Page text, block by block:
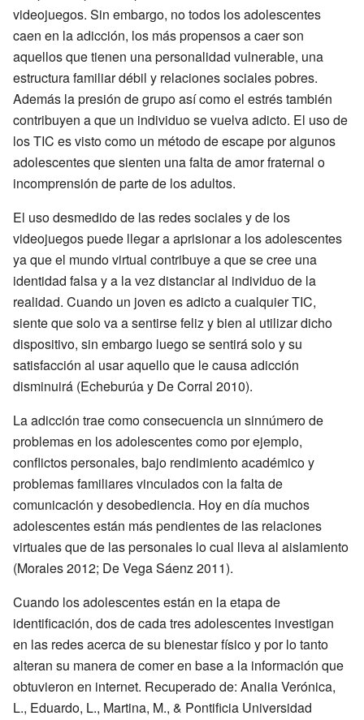
videojuegos. Sin embargo, no todos los adolescentes
caen en la adicción, los más propensos a caer son
aquellos que tienen una personalidad vulnerable, una
estructura familiar débil y relaciones sociales pobres.
Además la presión de grupo así como el estrés también
contribuyen a que un individuo se vuelva adicto. El uso de
los TIC es visto como un método de escape por algunos
adolescentes que sienten una falta de amor fraternal o
incomprensión de parte de los adultos.
El uso desmedido de las redes sociales y de los
videojuegos puede llegar a aprisionar a los adolescentes
ya que el mundo virtual contribuye a que se cree una
identidad falsa y a la vez distanciar al individuo de la
realidad. Cuando un joven es adicto a cualquier TIC,
siente que solo va a sentirse feliz y bien al utilizar dicho
dispositivo, sin embargo luego se sentirá solo y su
satisfacción al usar aquello que le causa adicción
disminuirá (Echeburúa y De Corral 2010).
La adicción trae como consecuencia un sinnúmero de
problemas en los adolescentes como por ejemplo,
conflictos personales, bajo rendimiento académico y
problemas familiares vinculados con la falta de
comunicación y desobediencia. Hoy en día muchos
adolescentes están más pendientes de las relaciones
virtuales que de las personales lo cual lleva al aislamiento
(Morales 2012; De Vega Sáenz 2011).
Cuando los adolescentes están en la etapa de
identificación, dos de cada tres adolescentes investigan
en las redes acerca de su bienestar físico y por lo tanto
alteran su manera de comer en base a la información que
obtuvieron en internet. Recuperado de: Analia Verónica,
L., Eduardo, L., Martina, M., & Pontificia Universidad